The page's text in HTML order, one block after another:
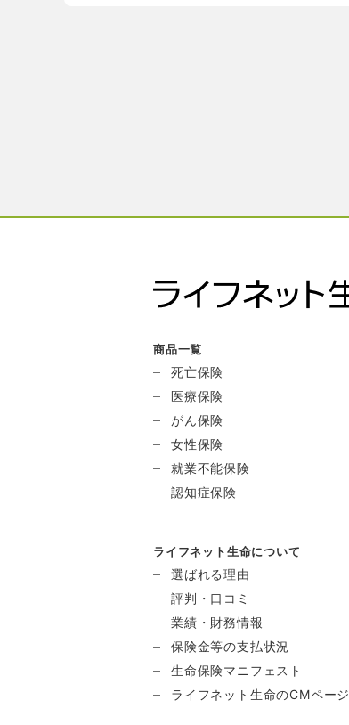
商品一覧
死亡保険
医療保険
がん保険
女性保険
就業不能保険
認知症保険
ライフネット生命について
選ばれる理由
評判・口コミ
業績・財務情報
保険金等の支払状況
生命保険マニフェスト
ライフネット生命のCMページ